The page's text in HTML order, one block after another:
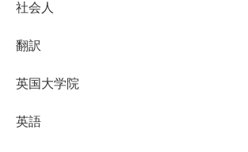
社会人
翻訳
英国大学院
英語